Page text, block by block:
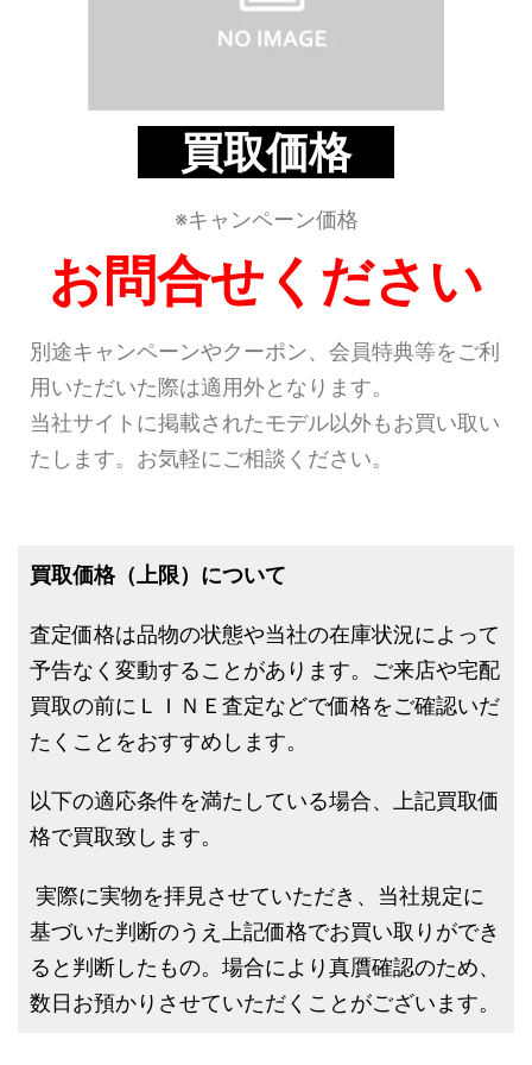
買取価格
※キャンペーン価格
お問合せください
別途キャンペーンやクーポン、会員特典等をご利
用いただいた際は適用外となります。
当社サイトに掲載されたモデル以外もお買い取い
たします。お気軽にご相談ください。
買取価格（上限）について
査定価格は品物の状態や当社の在庫状況によって
予告なく変動することがあります。ご来店や宅配
買取の前にＬＩＮＥ査定などで価格をご確認いだ
たくことをおすすめします。
以下の適応条件を満たしている場合、上記買取価
格で買取致します。
実際に実物を拝見させていただき、当社規定に
基づいた判断のうえ上記価格でお買い取りができ
ると判断したもの。場合により真贋確認のため、
数日お預かりさせていただくことがございます。